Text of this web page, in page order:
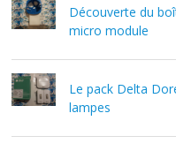
Découverte du
micro module
Le pack Delta
lampes